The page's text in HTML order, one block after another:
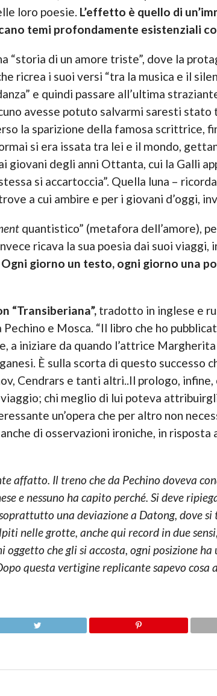
loro poesie. L’effetto è quello di
temi profondamente esistenziali
“storia di un amore triste”, dove la
ricrea i suoi versi “tra la musica e il
e quindi passare all’ultima
avesse potuto salvarmi saresti stato
la sparizione della famosa scrittrice,
si era issata tra lei e il mondo,
giovani degli anni Ottanta, cui la Galli
si accartoccia”. Quella luna –
a cui ambire e per i giovani d’oggi,
quantistico” (metafora dell’amore),
ricava la sua poesia dai suoi viaggi,
Ogni giorno un testo, ogni giorno una
“Transiberiana”,tradotto in inglese e
e Mosca. “Il libro che ho
a iniziare da quando l’attrice
È sulla scorta di questo successo
Cendrars e tanti altri..Il prologo,
chi meglio di lui poteva attribuirgli
un’opera che per altro non
di osservazioni ironiche, in
affatto. Il treno che da Pechino doveva
e nessuno ha capito perché. Si deve
una deviazione a Datong, dove
nelle grotte, anche qui record in due
che gli si accosta, ogni posizione
questa vertigine replicante sapevo cosa